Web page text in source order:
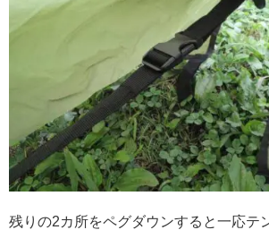
残りの2カ所をペグダウンすると一応テ